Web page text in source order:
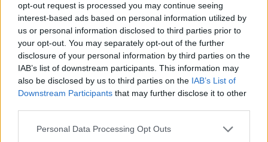
opt-out request is processed you may continue seeing
interest-based ads based on personal information utilized by
us or personal information disclosed to third parties prior to
your opt-out. You may separately opt-out of the further
disclosure of your personal information by third parties on the
IAB’s list of downstream participants. This information may
also be disclosed by us to third parties on the IAB’s List of
Downstream Participants that may further disclose it to other
Personal Data Processing Opt Outs
Përfundon protesta e 69-
të kundër kryeministrit,
thirrje për burgosjen e
shumë, nuk ndalemi”
Flakët përfshijnë një
banesë në Shkodër,
zjarrfikësit vënë situatën